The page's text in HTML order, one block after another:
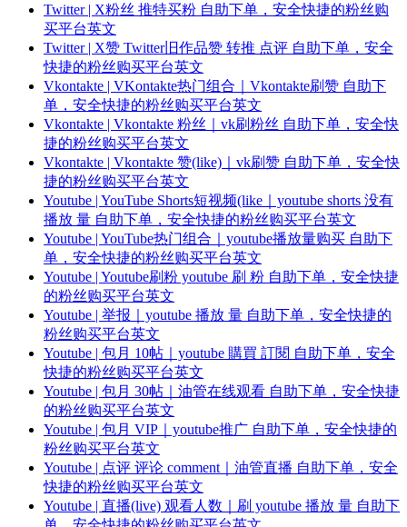
Twitter | X粉丝 推特买粉 自助下单，安全快捷的粉丝购
买平台英文
Twitter | X赞 Twitter旧作品赞 转推 点评 自助下单，安全
快捷的粉丝购买平台英文
Vkontakte | VKontakte热门组合｜Vkontakte刷赞 自助下
单，安全快捷的粉丝购买平台英文
Vkontakte | Vkontakte 粉丝｜vk刷粉丝 自助下单，安全快
捷的粉丝购买平台英文
Vkontakte | Vkontakte 赞(like)｜vk刷赞 自助下单，安全快
捷的粉丝购买平台英文
Youtube | YouTube Shorts短视频(like｜youtube shorts 没有
播放 量 自助下单，安全快捷的粉丝购买平台英文
Youtube | YouTube热门组合｜youtube播放量购买 自助下
单，安全快捷的粉丝购买平台英文
Youtube | Youtube刷粉 youtube 刷 粉 自助下单，安全快捷
的粉丝购买平台英文
Youtube | 举报｜youtube 播放 量 自助下单，安全快捷的
粉丝购买平台英文
Youtube | 包月 10帖｜youtube 購買 訂閱 自助下单，安全
快捷的粉丝购买平台英文
Youtube | 包月 30帖｜油管在线观看 自助下单，安全快捷
的粉丝购买平台英文
Youtube | 包月 VIP｜youtube推广 自助下单，安全快捷的
粉丝购买平台英文
Youtube | 点评 评论 comment｜油管直播 自助下单，安全
快捷的粉丝购买平台英文
Youtube | 直播(live) 观看人数｜刷 youtube 播放 量 自助下